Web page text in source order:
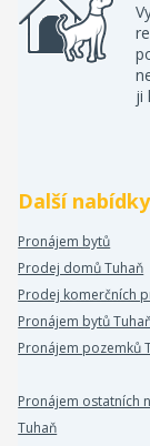
ji
Další nabídky
Pronájem bytů
Prodej domů Tuhaň
Prodej komerčních
Pronájem bytů
Pronájem pozemků
Pronájem ostatních
Tuhaň